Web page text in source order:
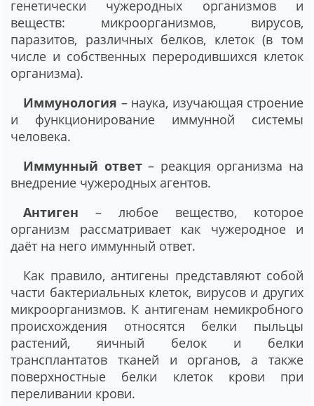
генетически чужеродных организмов и
веществ: микроорганизмов, вирусов,
паразитов, различных белков, клеток (в том
числе и собственных переродившихся клеток
организма).
Иммунология – наука, изучающая строение
и функционирование иммунной системы
человека.
Иммунный ответ– реакция организма на
внедрение чужеродных агентов.
Антиген – любое вещество, которое
организм рассматривает как чужеродное и
даёт на него иммунный ответ.
Как правило, антигены представляют собой
части бактериальных клеток, вирусов и других
микроорганизмов. К антигенам немикробного
происхождения относятся белки пыльцы
растений, яичный белок и белки
трансплантатов тканей и органов, а также
поверхностные белки клеток крови при
переливании крови.